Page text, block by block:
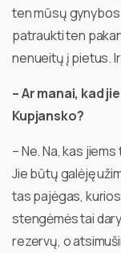
ten mūsų gynybos
patraukti ten
nenueitų į pietus.
– Ar manai, kad
Kupjansko?
– Ne. Na, kas
Jie būtų galėję
tas pajėgas,
stengėmės tai
rezervų, o